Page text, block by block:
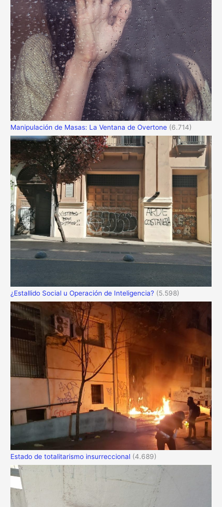
Manipulación de Masas: La Ventana de Overtone (6.714)
¿Estallido Social u Operación de Inteligencia? (5.598)
Estado de totalitarismo insurreccional (4.689)